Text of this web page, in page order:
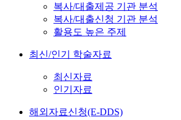
복사/대출제공 기관 분석
복사/대출신청 기관 분석
활용도 높은 주제
최신/인기 학술자료
최신자료
인기자료
해외자료신청(E-DDS)